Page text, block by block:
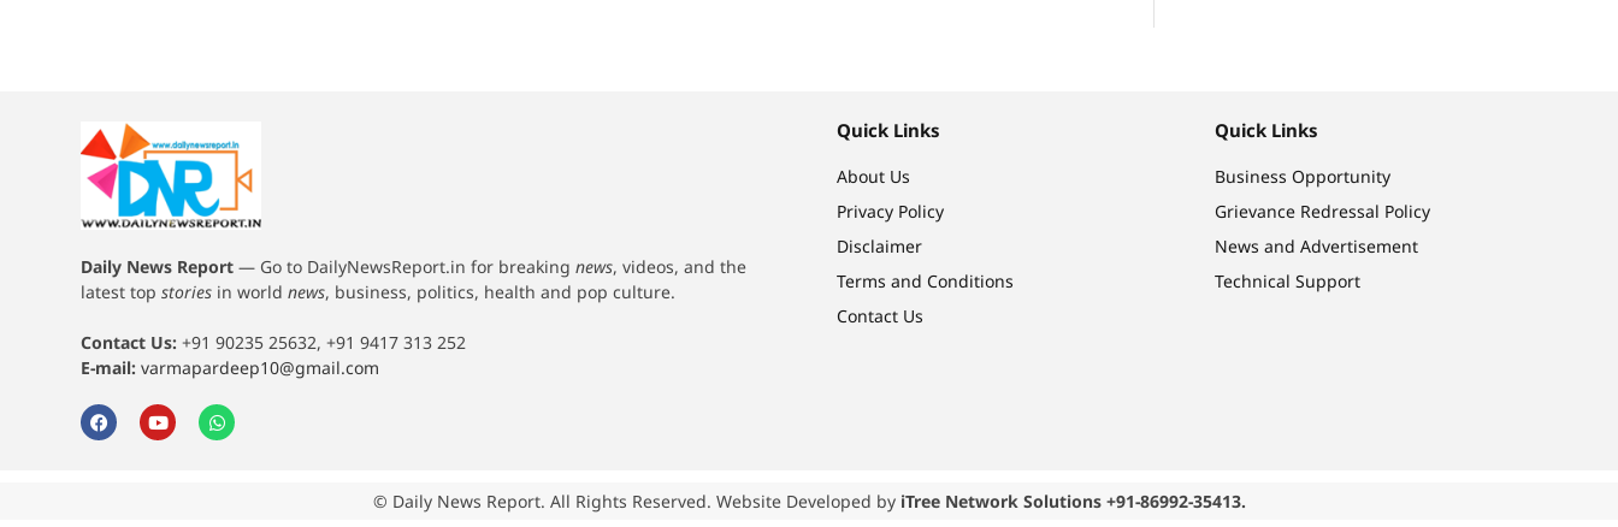
Daily News Report — Go to DailyNewsReport.in for breaking news, videos, and the
latest top stories in world news, business, politics, health and pop culture.
Contact Us: +91 90235 25632, +91 9417 313 252
E-mail: varmapardeep10@gmail.com
Quick Links
About Us
Privacy Policy
Disclaimer
Terms and Conditions
Contact Us
Quick Links
Business Opportunity
Grievance Redressal Policy
News and Advertisement
Technical Support
© Daily News Report. All Rights Reserved. Website Developed by iTree Network Solutions +91-86992-35413.